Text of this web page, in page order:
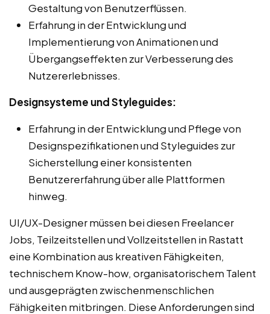
Gestaltung von Benutzerflüssen.
Erfahrung in der Entwicklung und
Implementierung von Animationen und
Übergangseffekten zur Verbesserung des
Nutzererlebnisses.
Designsysteme und Styleguides:
Erfahrung in der Entwicklung und Pflege von
Designspezifikationen und Styleguides zur
Sicherstellung einer konsistenten
Benutzererfahrung über alle Plattformen
hinweg.
UI/UX-Designer müssen bei diesen Freelancer
Jobs, Teilzeitstellen und Vollzeitstellen in Rastatt
eine Kombination aus kreativen Fähigkeiten,
technischem Know-how, organisatorischem Talent
und ausgeprägten zwischenmenschlichen
Fähigkeiten mitbringen. Diese Anforderungen sind